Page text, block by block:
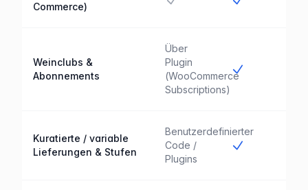
Commerce)
Weinclubs &
Abonnements
Über
Plugin
(WooCommerce
Subscriptions)
Kuratierte / variable
Lieferungen & Stufen
Benutzerdefinierter
Code /
Plugins